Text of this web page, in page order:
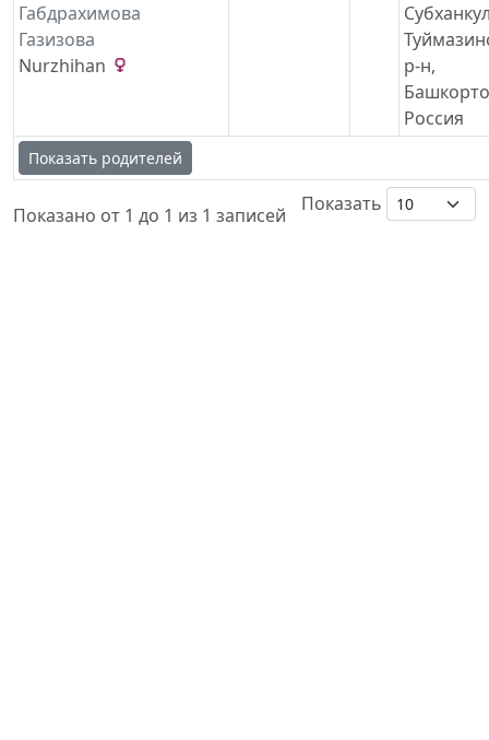
Габдрахимова
Газизова
Nurzhihan
р-н,
Россия
Показать родителей
Показано от 1 до 1 из 1 записей Показать